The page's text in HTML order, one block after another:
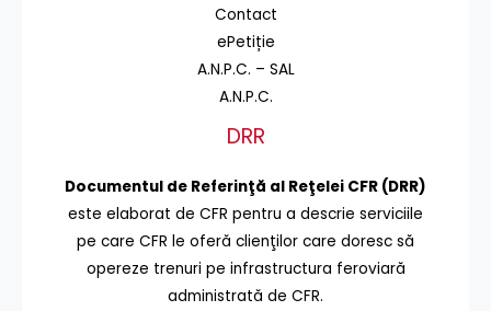
Contact
ePetiție
A.N.P.C. – SAL
A.N.P.C.
DRR
Documentul de Referinţă al Reţelei CFR (DRR)
este elaborat de CFR pentru a descrie serviciile
pe care CFR le oferă clienţilor care doresc să
opereze trenuri pe infrastructura feroviară
administrată de CFR.